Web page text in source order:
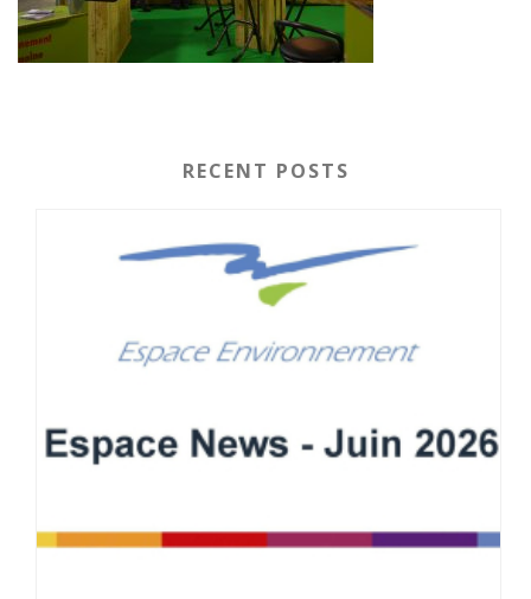
RECENT POSTS